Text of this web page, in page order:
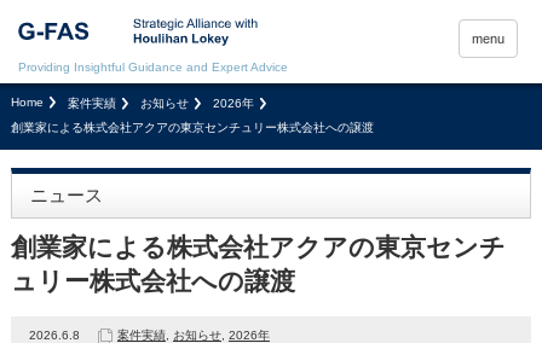
Providing Insightful Guidance and Expert Advice
menu
Home 案件実績 お知らせ
2026年
創業家による株式会社アクアの東京センチュリー株式会社への譲渡
ニュース
創業家による株式会社アクアの東京センチ
ュリー株式会社への譲渡
2026.6.8 案件実績, お知らせ, 2026年